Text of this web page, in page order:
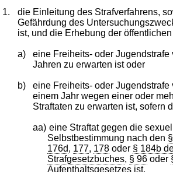
1.
die Einleitung des Strafverfahrens,
Gefährdung des
ist, und die Erhebung der
a)
eine Freiheits- oder Jugendstrafe
Jahren zu erwarten ist oder
b)
eine Freiheits- oder Jugendstrafe
einem Jahr wegen einer oder
Straftaten zu erwarten ist, sofern
aa) eine Straftat gegen die
Selbstbestimmung nach den
176d, 177, 178 oder § 184b
Strafgesetzbuches, § 96 oder
Aufenthaltsgesetzes ist,